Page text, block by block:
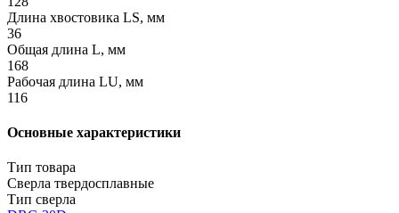
Длина хвостовика LS, мм
36
Общая длина L, мм
168
Рабочая длина LU, мм
116
Основные характеристики
Тип товара
Сверла твердосплавные
Тип сверла